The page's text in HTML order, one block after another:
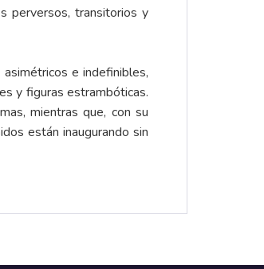
perversos, transitorios y
e indefinibles,
y figuras estrambóticas.
mientras que, con su
están inaugurando sin